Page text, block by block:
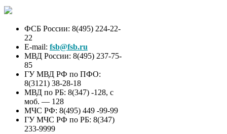
ФСБ России: 8(495) 224-22-
22
E-mail: fsb@fsb.ru
МВД России: 8(495) 237-75-
85
ГУ МВД РФ по ПФО:
8(3121) 38-28-18
МВД по РБ: 8(347) -128, с
моб. — 128
МЧС РФ: 8(495) 449 -99-99
ГУ МЧС РФ по РБ: 8(347)
233-9999